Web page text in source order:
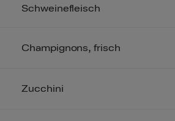
Schweinefleisch
Champignons, frisch
Zucchini